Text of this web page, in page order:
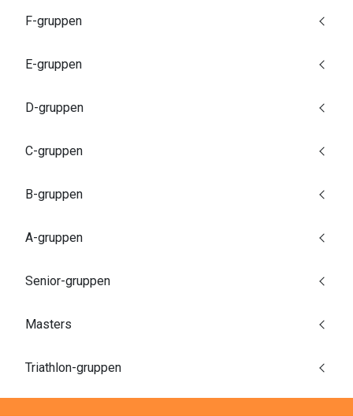
F-gruppen
E-gruppen
D-gruppen
C-gruppen
B-gruppen
A-gruppen
Senior-gruppen
Masters
Triathlon-gruppen